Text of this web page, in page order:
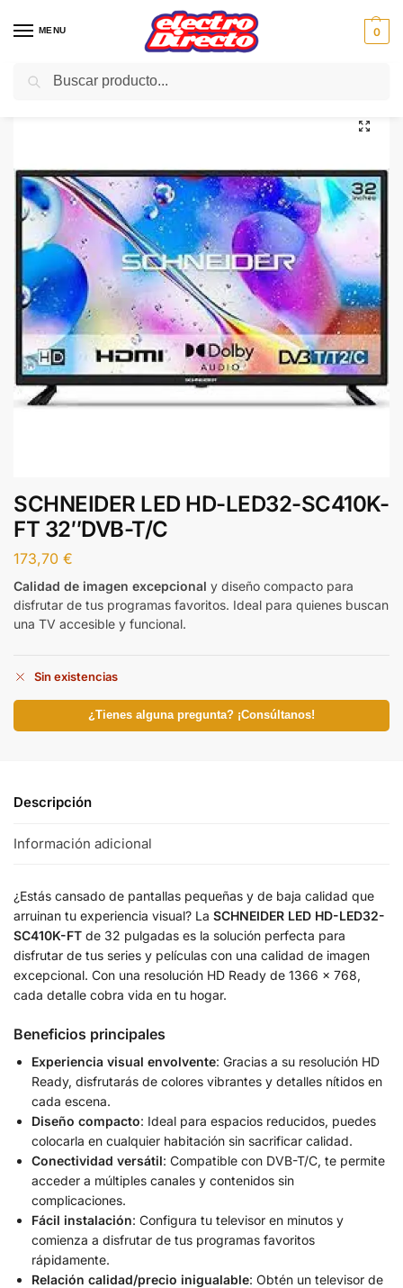
MENU 0
Inicio Gama marron / Televisión
SCHNEIDER LED HD-LED32-SC410K-
FT 32″DVB-T/C
173,70 €
Calidad de imagen excepcional y diseño compacto para
disfrutar de tus programas favoritos. Ideal para quienes buscan
una TV accesible y funcional.
Sin existencias
¿Tienes alguna pregunta? ¡Consúltanos!
Descripción
Información adicional
¿Estás cansado de pantallas pequeñas y de baja calidad que
arruinan tu experiencia visual? La SCHNEIDER LED HD-LED32-
SC410K-FT de 32 pulgadas es la solución perfecta para
disfrutar de tus series y películas con una calidad de imagen
excepcional. Con una resolución HD Ready de 1366 x 768,
cada detalle cobra vida en tu hogar.
Beneficios principales
Experiencia visual envolvente: Gracias a su resolución HD
Ready, disfrutarás de colores vibrantes y detalles nítidos en
cada escena.
Diseño compacto: Ideal para espacios reducidos, puedes
colocarla en cualquier habitación sin sacrificar calidad.
Conectividad versátil: Compatible con DVB-T/C, te permite
acceder a múltiples canales y contenidos sin
complicaciones.
Fácil instalación: Configura tu televisor en minutos y
comienza a disfrutar de tus programas favoritos
rápidamente.
Relación calidad/precio inigualable: Obtén un televisor de